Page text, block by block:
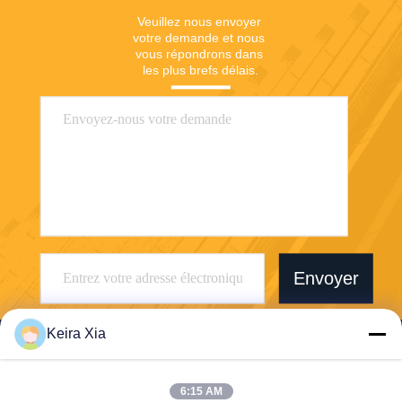
Veuillez nous envoyer
votre demande et nous
vous répondrons dans
les plus brefs délais.
Envoyer
Keira Xia
6:15 AM